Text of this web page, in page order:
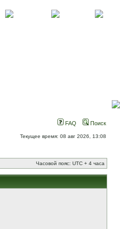
FAQ Поиск
Текущее время: 08 авг 2026, 13:08
Часовой пояс: UTC + 4 часа